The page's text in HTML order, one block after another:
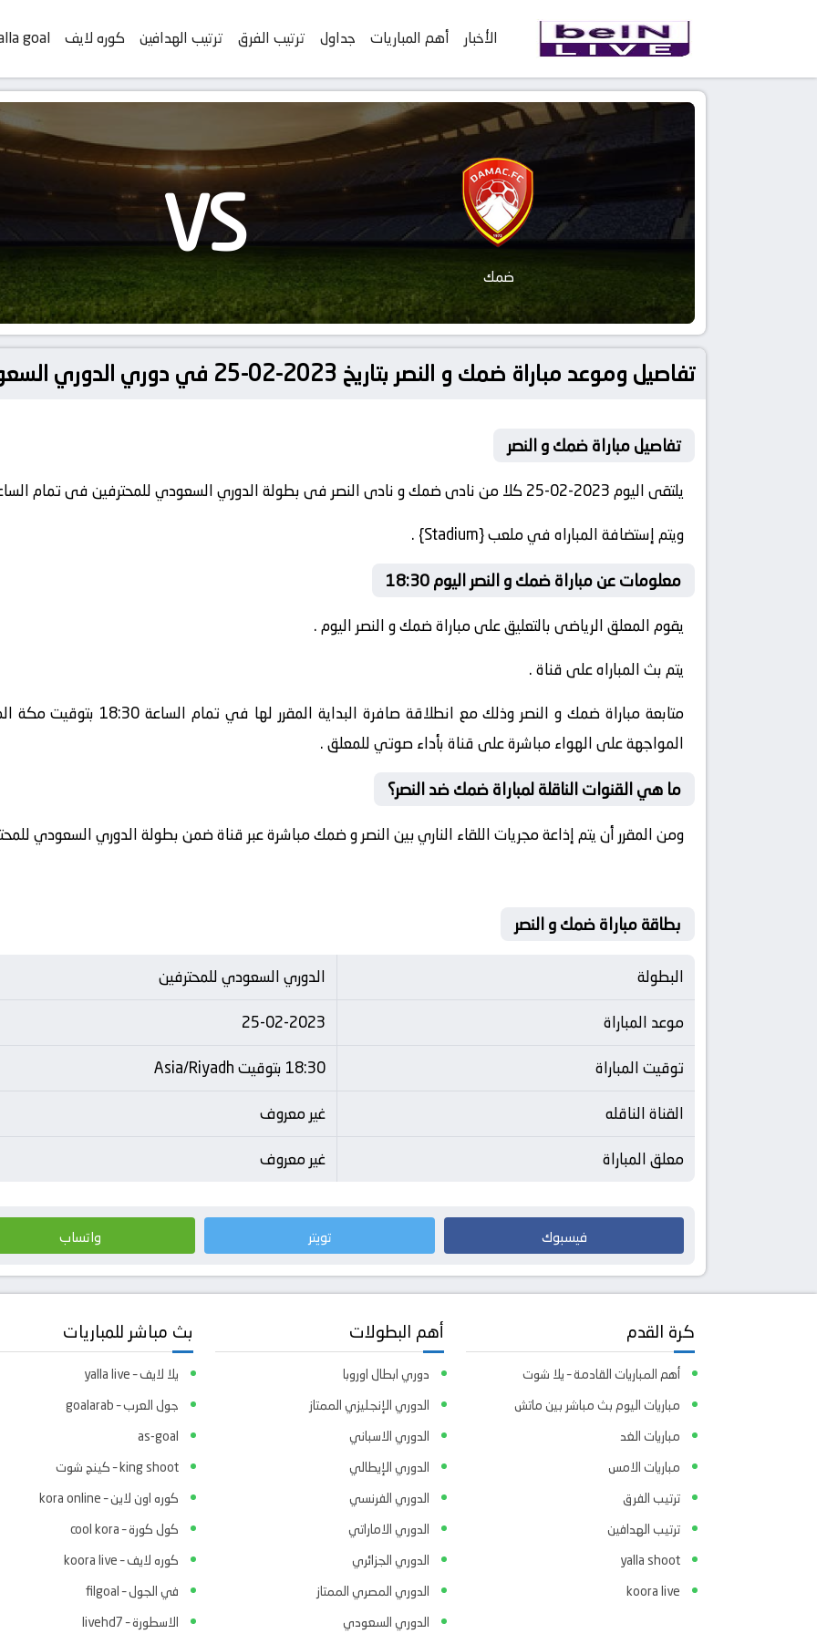
الأخبار أهم المباريات جداول ترتيب الفرق ترتيب الهدافين كوره لايف goal
ضمك VS
تفاصيل وموعد مباراة ضمك و النصر بتاريخ 2023-02-25 في دوري الدوري السعودي للمحترفين
تفاصيل مباراة ضمك و النصر
يلتقى اليوم 2023-02-25 كلا من نادى ضمك و نادى النصر فى بطولة الدوري السعودي للمحترفين فى تمام الساعه 18:30 .
ويتم إستضافة المباراه في ملعب {Stadium} .
معلومات عن مباراة ضمك و النصر اليوم 18:30
يقوم المعلق الرياضى بالتعليق على مباراة ضمك و النصر اليوم .
يتم بث المباراه على قناة .
المواجهة على الهواء مباشرة على قناة بأداء صوتي للمعلق .
ما هي القنوات الناقلة لمباراة ضمك ضد النصر؟
ومن المقرر أن يتم إذاعة مجريات اللقاء الناري بين النصر و ضمك مباشرة عبر قناة ضمن بطولة الدوري السعودي
بطاقة مباراة ضمك و النصر
البطولة
الدوري السعودي للمحترفين
موعد المباراة
25-02-2023
توقيت المباراة
18:30 بتوقيت Asia/Riyadh
القناة الناقله
غير معروف
معلق المباراة
غير معروف
فيسبوك تويتر واتساب
كرة القدم
أهم المباريات القادمة – يلا شوت
مباريات اليوم بث مباشر بين ماتش
مباريات الغد
مباريات الامس
ترتيب الفرق
ترتيب الهدافين
yalla shoot
koora live
أهم البطولات
دوري ابطال اوروبا
الدوري الإنجليزي الممتاز
الدوري الاسباني
الدوري الإيطالي
الدوري الفرنسي
الدوري الاماراتي
الدوري الجزائري
الدوري المصري الممتاز
الدوري السعودي
بث مباشر للمباريات
يلا لايف – yalla live
جول العرب – goalarab
as-goal
king shoot – كينج شوت
كوره اون لاين – kora online
كول كورة – cool kora
كوره لايف – koora live
في الجول – filgoal
الاسطورة – livehd7